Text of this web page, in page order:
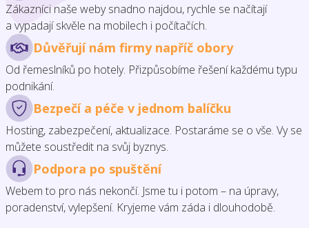
Zákazníci naše weby snadno najdou, rychle se načítají
a vypadají skvěle na mobilech i počítačích.
Důvěřují nám firmy napříč obory
Od řemeslníků po hotely. Přizpůsobíme řešení každému typu
podnikání.
Bezpečí a péče v jednom balíčku
Hosting, zabezpečení, aktualizace. Postaráme se o vše. Vy se
můžete soustředit na svůj byznys.
Podpora po spuštění
Webem to pro nás nekončí. Jsme tu i potom – na úpravy,
poradenství, vylepšení. Kryjeme vám záda i dlouhodobě.